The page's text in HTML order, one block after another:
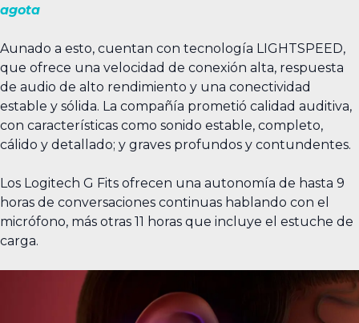
agota
Aunado a esto, cuentan con tecnología LIGHTSPEED,
que ofrece una velocidad de conexión alta, respuesta
de audio de alto rendimiento y una conectividad
estable y sólida. La compañía prometió calidad auditiva,
con características como sonido estable, completo,
cálido y detallado; y graves profundos y contundentes.
Los Logitech G Fits ofrecen una autonomía de hasta 9
horas de conversaciones continuas hablando con el
micrófono, más otras 11 horas que incluye el estuche de
carga.